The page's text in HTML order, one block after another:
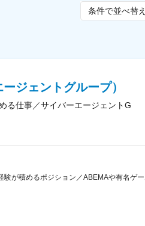
条件で並べ替え
ジェントグループ）
る仕事／サイバーエージェントG
が積めるポジション／ABEMAや有名ゲ